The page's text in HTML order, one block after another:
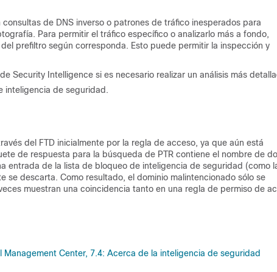
de DNS inverso o patrones de tráfico inesperados para
Para permitir el tráfico específico o analizarlo más a fondo,
prefiltro según corresponda. Esto puede permitir la inspección y
Security Intelligence si es necesario realizar un análisis más
inteligencia de seguridad.
del FTD inicialmente por la regla de acceso, ya que aún está
de respuesta para la búsqueda de PTR contiene el nombre de
entrada de la lista de bloqueo de inteligencia de seguridad (como
se descarta. Como resultado, el dominio malintencionado sólo se
muestran una coincidencia tanto en una regla de permiso de
Center, 7.4: Acerca de la inteligencia de seguridad